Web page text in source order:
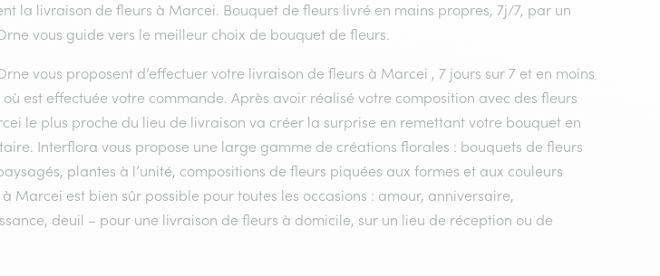
la livraison de fleurs à Marcei. Bouquet de fleurs livré en mains propres, 7j/7, par un
vous guide vers le meilleur choix de bouquet de fleurs.
vous proposent d’effectuer votre livraison de fleurs à Marcei , 7 jours sur 7 et en moins
est effectuée votre commande. Après avoir réalisé votre composition avec des fleurs
le plus proche du lieu de livraison va créer la surprise en remettant votre bouquet en
Interflora vous propose une large gamme de créations florales : bouquets de fleurs
plantes à l’unité, compositions de fleurs piquées aux formes et aux couleurs
Marcei est bien sûr possible pour toutes les occasions : amour, anniversaire,
deuil – pour une livraison de fleurs à domicile, sur un lieu de réception ou de